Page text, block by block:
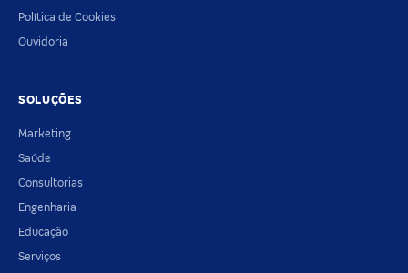
Política de Cookies
Ouvidoria
SOLUÇÕES
Marketing
Saúde
Consultorias
Engenharia
Educação
Serviços